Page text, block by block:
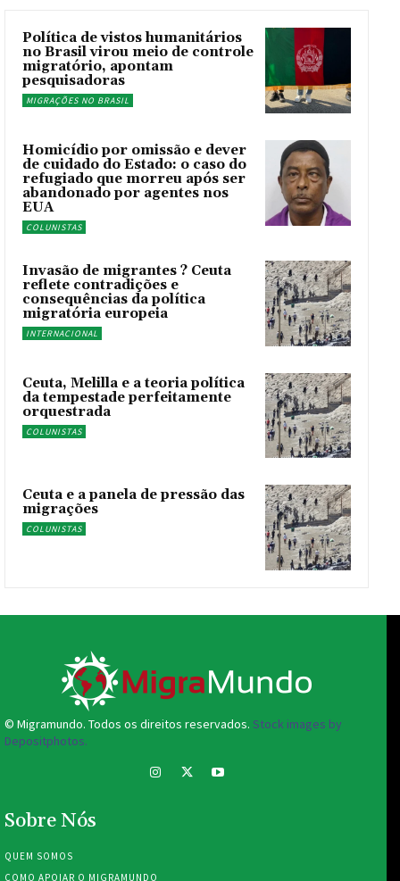
Política de vistos humanitários
no Brasil virou meio de controle
migratório, apontam
pesquisadoras
MIGRAÇÕES NO BRASIL
Homicídio por omissão e dever
de cuidado do Estado: o caso do
refugiado que morreu após ser
abandonado por agentes nos
EUA
COLUNISTAS
Invasão de migrantes ? Ceuta
reflete contradições e
consequências da política
migratória europeia
INTERNACIONAL
Ceuta, Melilla e a teoria política
da tempestade perfeitamente
orquestrada
COLUNISTAS
Ceuta e a panela de pressão das
migrações
COLUNISTAS
© Migramundo. Todos os direitos reservados. Stock images by
Depositphotos.
Sobre Nós
QUEM SOMOS
COMO APOIAR O MIGRAMUNDO